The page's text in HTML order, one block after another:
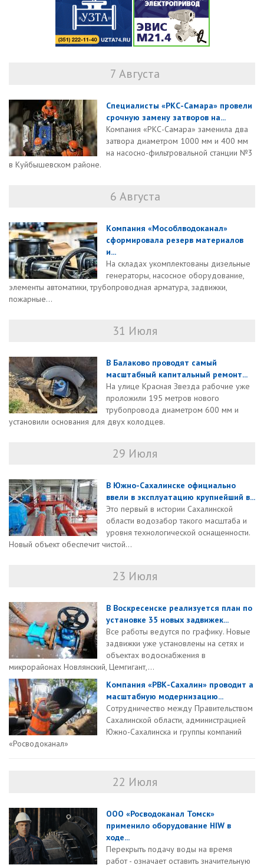
7 Августа
Специалисты «РКС-Самара» провели
срочную замену затворов на...
Компания «РКС-Самара» заменила два
затвора диаметром 1000 мм и 400 мм
на насосно-фильтровальной станции №3
в Куйбышевском районе.
6 Августа
Компания «Мособлводоканал»
сформировала резерв материалов
и...
На складах укомплектованы дизельные
генераторы, насосное оборудование,
элементы автоматики, трубопроводная арматура, задвижки,
пожарные...
31 Июля
В Балаково проводят самый
масштабный капитальный ремонт...
На улице Красная Звезда рабочие уже
проложили 195 метров нового
трубопровода диаметром 600 мм и
установили основания для двух колодцев.
29 Июля
В Южно-Сахалинске официально
ввели в эксплуатацию крупнейший в...
Это первый в истории Сахалинской
области водозабор такого масштаба и
уровня технологической оснащенности.
Новый объект обеспечит чистой...
23 Июля
В Воскресенске реализуется план по
установке 35 новых задвижек...
Все работы ведутся по графику. Новые
задвижки уже установлены на сетях и
объектах водоснабжения в
микрорайонах Новлянский, Цемгигант,...
Компания «РВК-Сахалин» проводит а
масштабную модернизацию...
Сотрудничество между Правительством
Сахалинской области, администрацией
Южно-Сахалинска и группы компаний
«Росводоканал»
22 Июля
ООО «Росводоканал Томск»
применило оборудование HIW в
ходе...
Перекрыть подачу воды на время
работ - означает оставить значительную